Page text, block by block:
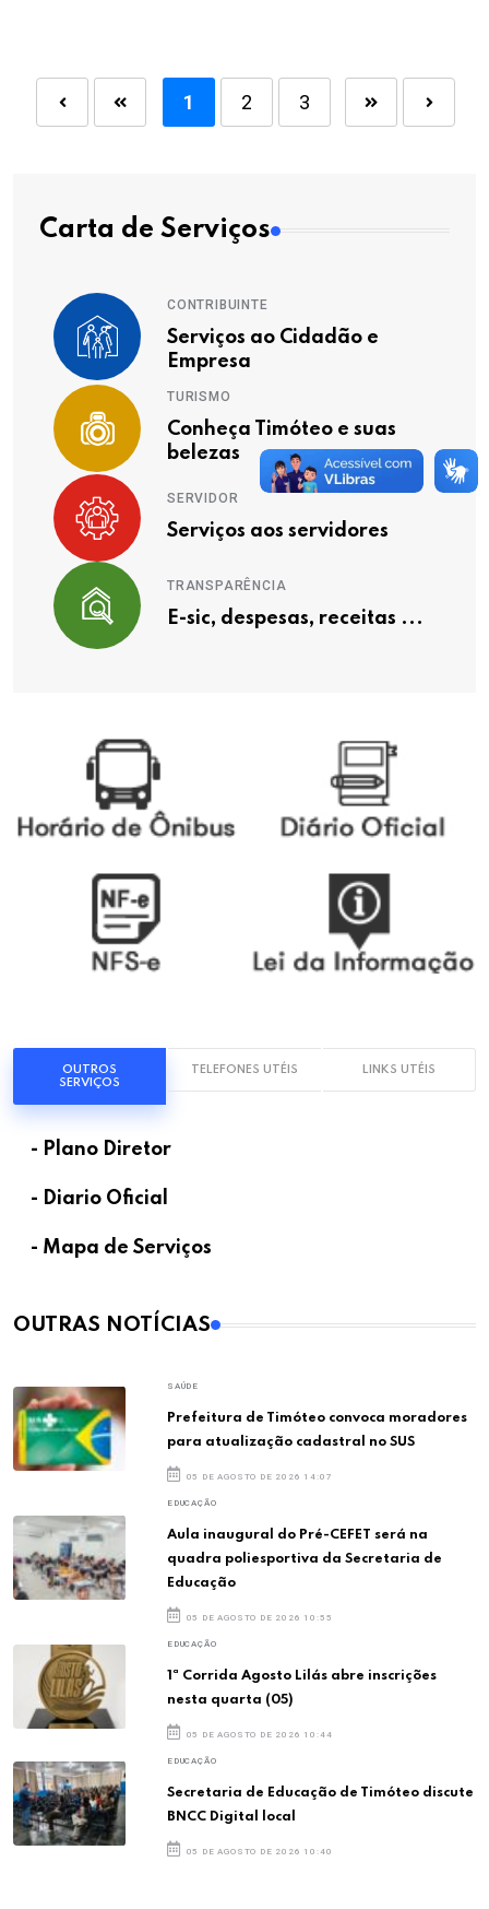
1 2 3
Carta de Serviços
CONTRIBUINTE
Serviços ao Cidadão e
Empresa
TURISMO
Conheça Timóteo e suas
belezas
SERVIDOR
Serviços aos servidores
TRANSPARÊNCIA
E-sic, despesas, receitas ...
OUTROS
SERVIÇOS
TELEFONES UTÉIS LINKS UTÉIS
- Plano Diretor
- Diario Oficial
- Mapa de Serviços
OUTRAS NOTÍCIAS
SAÚDE
Prefeitura de Timóteo convoca moradores
para atualização cadastral no SUS
05 DE AGOSTO DE 2026 14:07
EDUCAÇÃO
Aula inaugural do Pré-CEFET será na
quadra poliesportiva da Secretaria de
Educação
05 DE AGOSTO DE 2026 10:55
EDUCAÇÃO
1ª Corrida Agosto Lilás abre inscrições
nesta quarta (05)
05 DE AGOSTO DE 2026 10:44
EDUCAÇÃO
Secretaria de Educação de Timóteo discute
BNCC Digital local
05 DE AGOSTO DE 2026 10:40